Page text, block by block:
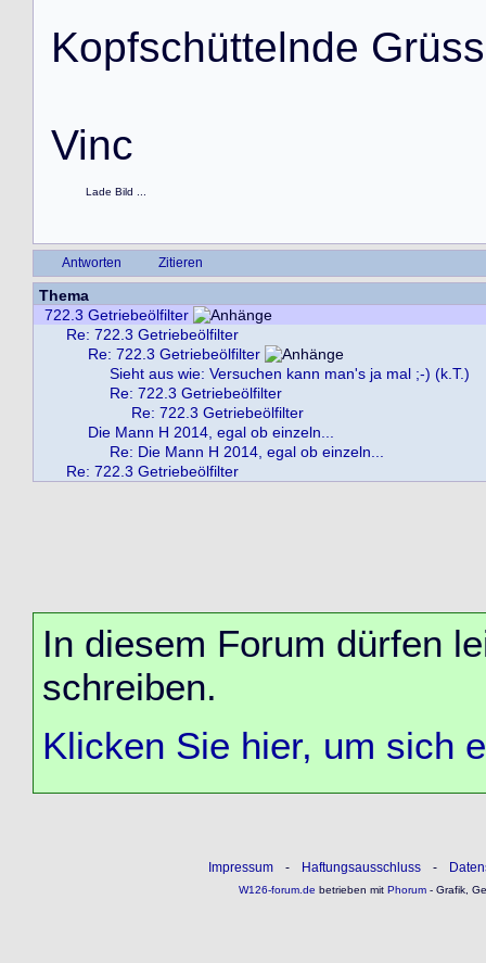
Kopfschüttelnde Grüss
Vinc
Lade Bild ...
Antworten Zitieren
Thema
722.3 Getriebeölfilter
Re: 722.3 Getriebeölfilter
Re: 722.3 Getriebeölfilter
Sieht aus wie: Versuchen kann man's ja mal ;-) (k.T.)
Re: 722.3 Getriebeölfilter
Re: 722.3 Getriebeölfilter
Die Mann H 2014, egal ob einzeln...
Re: Die Mann H 2014, egal ob einzeln...
Re: 722.3 Getriebeölfilter
In diesem Forum dürfen
schreiben.
Klicken Sie hier, um sich
Impressum - Haftungsausschluss -
W126-forum.de betrieben mitPhorum- Grafik,